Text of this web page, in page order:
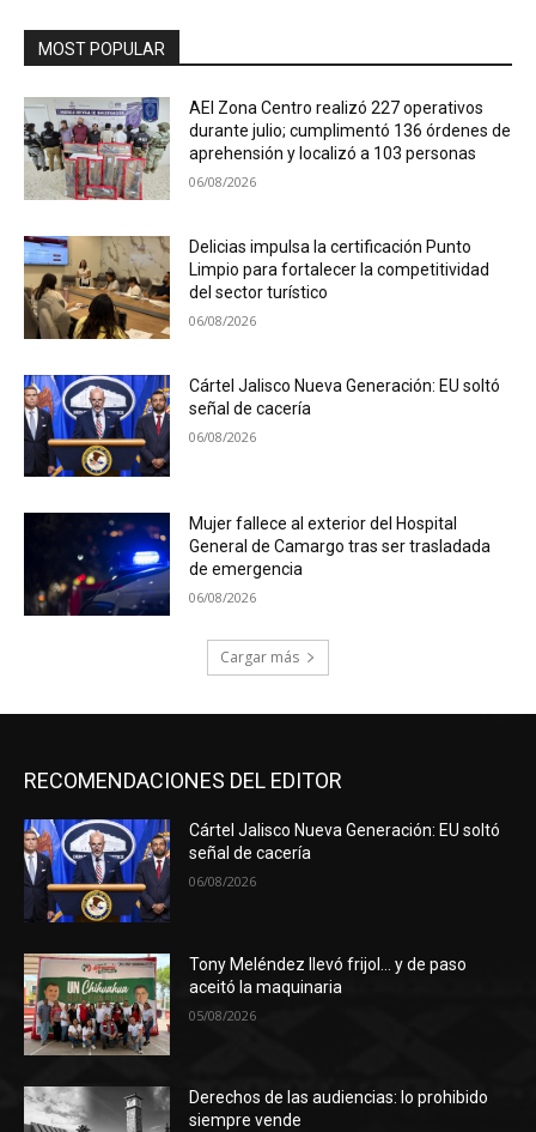
MOST POPULAR
AEI Zona Centro realizó 227 operativos
durante julio; cumplimentó 136 órdenes de
aprehensión y localizó a 103 personas
06/08/2026
Delicias impulsa la certificación Punto
Limpio para fortalecer la competitividad
del sector turístico
06/08/2026
Cártel Jalisco Nueva Generación: EU soltó
señal de cacería
06/08/2026
Mujer fallece al exterior del Hospital
General de Camargo tras ser trasladada
de emergencia
06/08/2026
Cargar más
RECOMENDACIONES DEL EDITOR
Cártel Jalisco Nueva Generación: EU soltó
señal de cacería
06/08/2026
Tony Meléndez llevó frijol… y de paso
aceitó la maquinaria
05/08/2026
Derechos de las audiencias: lo prohibido
siempre vende